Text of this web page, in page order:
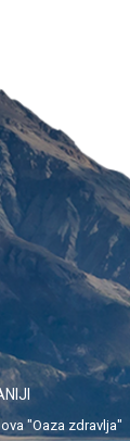
"Oaza zdravlja"